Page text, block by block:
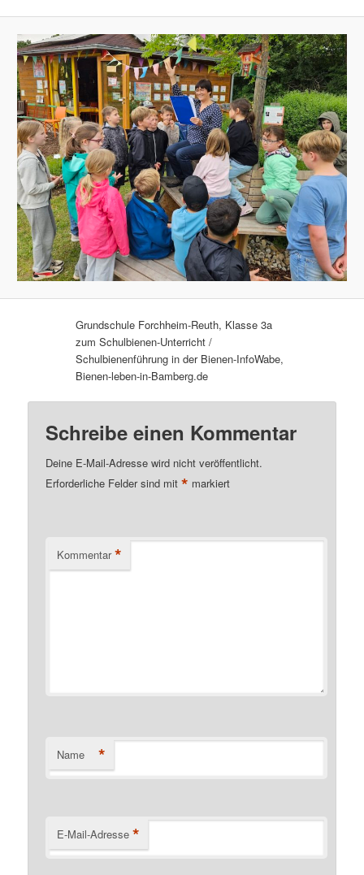
Grundschule Forchheim-Reuth, Klasse 3a
zum Schulbienen-Unterricht /
Schulbienenführung in der Bienen-InfoWabe,
Bienen-leben-in-Bamberg.de
Schreibe einen Kommentar
Deine E-Mail-Adresse wird nicht veröffentlicht.
Erforderliche Felder sind mit* markiert
Kommentar *
Name *
E-Mail-Adresse *